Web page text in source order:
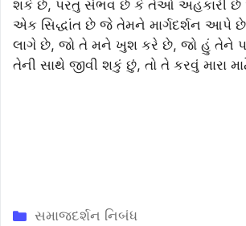
શકે છે, પરંતુ સંભવ છે કે તેઓ અહંકારી છે
એક સિદ્ધાંત છે જે તેમને માર્ગદર્શન આપે
લાગે છે, જો તે મને ખુશ કરે છે, જો હું તેને
તેની સાથે જીવી શકું છું, તો તે કરવું મારા
Categories
સમાજદર્શન નિબંધ